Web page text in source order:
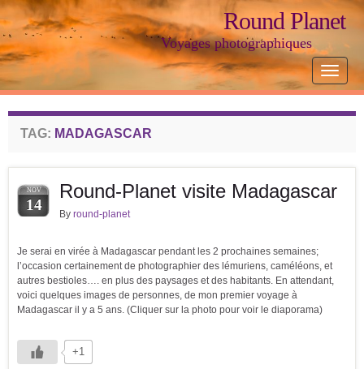
Toggle
Round Planet
Voyages photographiques
TAG: MADAGASCAR
NOV
14
Round-Planet visite Madagascar
By round-planet
Je serai en virée à Madagascar pendant les 2 prochaines semaines;
l’occasion certainement de photographier des lémuriens, caméléons, et
autres bestioles…. en plus des paysages et des habitants. En attendant,
voici quelques images de personnes, de mon premier voyage à
Madagascar il y a 5 ans. (Cliquer sur la photo pour voir le diaporama)
+1